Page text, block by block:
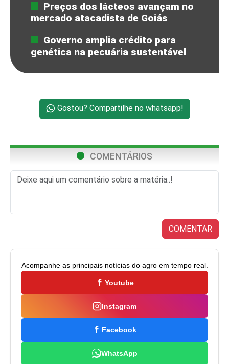
Preços dos lácteos avançam no
mercado atacadista de Goiás
Governo amplia crédito para
genética na pecuária sustentável
Gostou? Compartilhe no whatsapp!
COMENTÁRIOS
COMENTAR
Acompanhe as principais notícias do agro em tempo real.
Youtube
Instagram
Facebook
WhatsApp